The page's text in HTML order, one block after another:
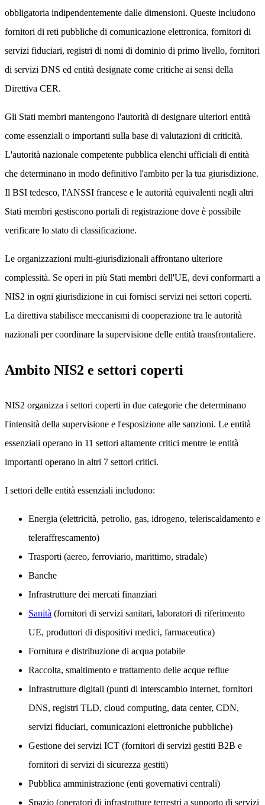
obbligatoria indipendentemente dalle dimensioni. Queste includono
fornitori di reti pubbliche di comunicazione elettronica, fornitori di
servizi fiduciari, registri di nomi di dominio di primo livello, fornitori
di servizi DNS ed entità designate come critiche ai sensi della
Direttiva CER.
Gli Stati membri mantengono l'autorità di designare ulteriori entità
come essenziali o importanti sulla base di valutazioni di criticità.
L'autorità nazionale competente pubblica elenchi ufficiali di entità
che determinano in modo definitivo l'ambito per la tua giurisdizione.
Il BSI tedesco, l'ANSSI francese e le autorità equivalenti negli altri
Stati membri gestiscono portali di registrazione dove è possibile
verificare lo stato di classificazione.
Le organizzazioni multi-giurisdizionali affrontano ulteriore
complessità. Se operi in più Stati membri dell'UE, devi conformarti a
NIS2 in ogni giurisdizione in cui fornisci servizi nei settori coperti.
La direttiva stabilisce meccanismi di cooperazione tra le autorità
nazionali per coordinare la supervisione delle entità transfrontaliere.
Ambito NIS2 e settori coperti
NIS2 organizza i settori coperti in due categorie che determinano
l'intensità della supervisione e l'esposizione alle sanzioni. Le entità
essenziali operano in 11 settori altamente critici mentre le entità
importanti operano in altri 7 settori critici.
I settori delle entità essenziali includono:
Energia (elettricità, petrolio, gas, idrogeno, teleriscaldamento e
teleraffrescamento)
Trasporti (aereo, ferroviario, marittimo, stradale)
Banche
Infrastrutture dei mercati finanziari
Sanità (fornitori di servizi sanitari, laboratori di riferimento
UE, produttori di dispositivi medici, farmaceutica)
Fornitura e distribuzione di acqua potabile
Raccolta, smaltimento e trattamento delle acque reflue
Infrastrutture digitali (punti di interscambio internet, fornitori
DNS, registri TLD, cloud computing, data center, CDN,
servizi fiduciari, comunicazioni elettroniche pubbliche)
Gestione dei servizi ICT (fornitori di servizi gestiti B2B e
fornitori di servizi di sicurezza gestiti)
Pubblica amministrazione (enti governativi centrali)
Spazio (operatori di infrastrutture terrestri a supporto di servizi